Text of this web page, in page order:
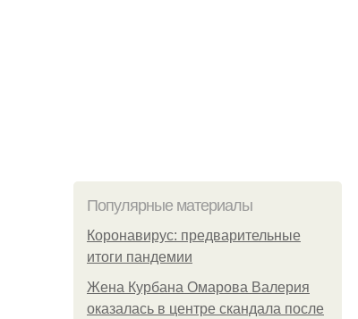
Популярные материалы
Коронавирус: предварительные
итоги пандемии
Жена Курбана Омарова Валерия
оказалась в центре скандала после